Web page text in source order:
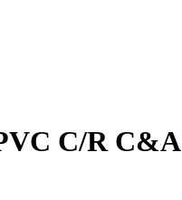
C/R C&A